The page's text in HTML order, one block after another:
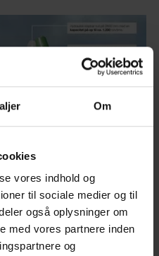
Om
vores indhold og
til sociale medier og til
også oplysninger om
med vores partnere inden
og